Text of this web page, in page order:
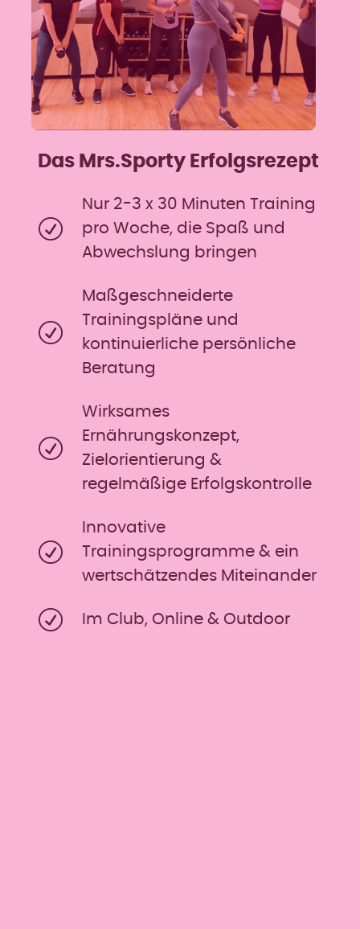
Das Mrs.Sporty Erfolgsrezept
Nur 2-3 x 30 Minuten Training
pro Woche, die Spaß und
Abwechslung bringen
Maßgeschneiderte
Trainingspläne und
kontinuierliche persönliche
Beratung
Wirksames
Ernährungskonzept,
Zielorientierung &
regelmäßige Erfolgskontrolle
Innovative
Trainingsprogramme & ein
wertschätzendes Miteinander
Im Club, Online & Outdoor